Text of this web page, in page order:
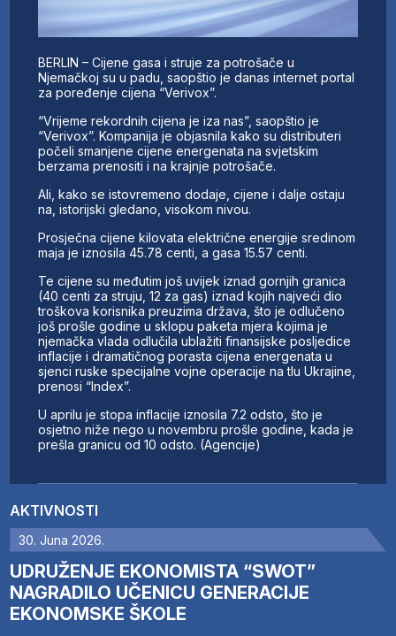
AKTIVNOSTI
30. Juna 2026.
UDRUŽENJE EKONOMISTA “SWOT”
NAGRADILO UČENICU GENERACIJE
EKONOMSKE ŠKOLE
BERLIN – Cijene gasa i struje za potrošače u
Njemačkoj su u padu, saopštio je danas internet portal
za poređenje cijena “Verivox”.
“Vrijeme rekordnih cijena je iza nas”, saopštio je
“Verivox”. Kompanija je objasnila kako su distributeri
počeli smanjene cijene energenata na svjetskim
berzama prenositi i na krajnje potrošače.
Ali, kako se istovremeno dodaje, cijene i dalje ostaju
na, istorijski gledano, visokom nivou.
Prosječna cijene kilovata električne energije sredinom
maja je iznosila 45.78 centi, a gasa 15.57 centi.
Te cijene su međutim još uvijek iznad gornjih granica
(40 centi za struju, 12 za gas) iznad kojih najveći dio
troškova korisnika preuzima država, što je odlučeno
još prošle godine u sklopu paketa mjera kojima je
njemačka vlada odlučila ublažiti finansijske posljedice
inflacije i dramatičnog porasta cijena energenata u
sjenci ruske specijalne vojne operacije na tlu Ukrajine,
prenosi “Index”.
U aprilu je stopa inflacije iznosila 7.2 odsto, što je
osjetno niže nego u novembru prošle godine, kada je
prešla granicu od 10 odsto. (Agencije)